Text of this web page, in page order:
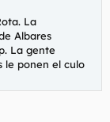
La
Albares
La gente
le ponen el culo